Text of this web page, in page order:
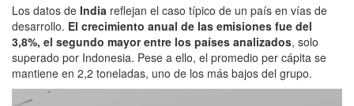
Los datos de India reflejan el caso típico de un país en vías de
desarrollo. El crecimiento anual de las emisiones fue del
3,8%, el segundo mayor entre los países analizados, solo
superado por Indonesia. Pese a ello, el promedio per cápita se
mantiene en 2,2 toneladas, uno de los más bajos del grupo.